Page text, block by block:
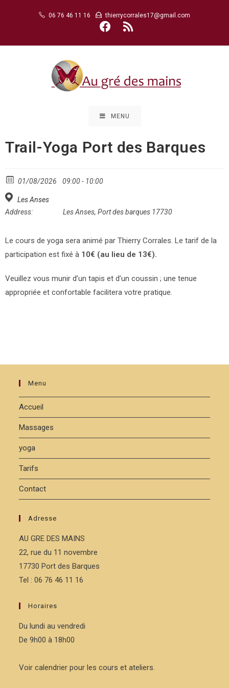
06 76 46 11 16 thierrycorrales17@gmail.com
MENU
Trail-Yoga Port des Barques
01/08/2026 09:00 - 10:00
Les Anses
Address:
Les Anses, Port des barques 17730
Le cours de yoga sera animé par Thierry Corrales. Le tarif de la
participation est fixé à 10€ (au lieu de 13€).
Veuillez vous munir d’un tapis et d’un coussin ; une tenue
appropriée et confortable facilitera votre pratique.
Menu
Accueil
Massages
yoga
Tarifs
Contact
Adresse
AU GRE DES MAINS
22, rue du 11 novembre
17730 Port des Barques
Tel : 06 76 46 11 16
Horaires
Du lundi au vendredi
De 9h00 à 18h00
Voir calendrier pour les cours et ateliers.